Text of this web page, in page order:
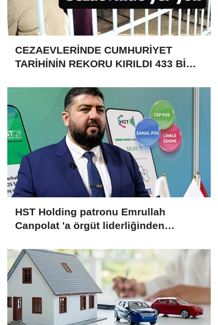
CEZAEVLERİNDE CUMHURİYET
TARİHİNİN REKORU KIRILDI 433 BİN
HST Holding patronu Emrullah
Canpolat 'a örgüt liderliğinden
malvarlığına el konuldu